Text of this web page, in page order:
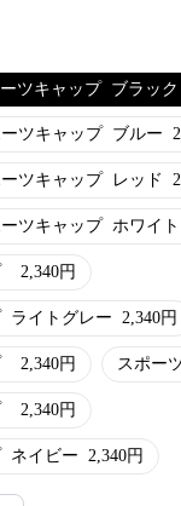
ツキャップ ブラック
ツキャップ ブルー
ツキャップ レッド
ツキャップ ホワイト
2,340円
ライトグレー 2,340円
2,340円 スポー
2,340円
ネイビー 2,340円